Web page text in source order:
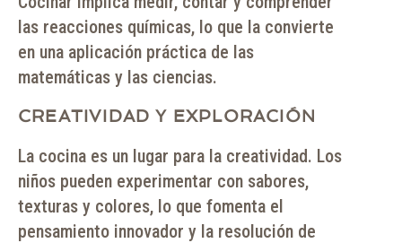
las reacciones químicas, lo que la convierte
en una aplicación práctica de las
matemáticas y las ciencias.
CREATIVIDAD Y EXPLORACIÓN
La cocina es un lugar para la creatividad. Los
niños pueden experimentar con sabores,
texturas y colores, lo que fomenta el
pensamiento innovador y la resolución de